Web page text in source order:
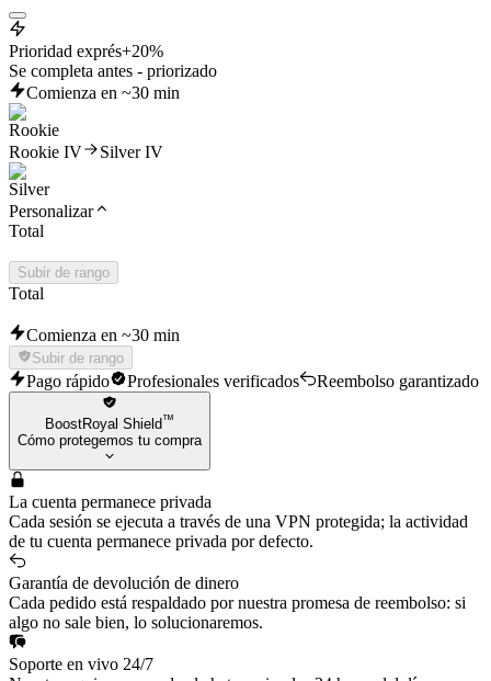
Prioridad exprés+20%
Se completa antes - priorizado
Comienza en ~30 min
Rookie IV Silver IV
Personalizar
Total
Subir de rango
Total
Comienza en ~30 min
Subir de rango
Pago rápido Profesionales verificados Reembolso garantizado
BoostRoyal Shield™
Cómo protegemos tu compra
La cuenta permanece privada
Cada sesión se ejecuta a través de una VPN protegida; la actividad
de tu cuenta permanece privada por defecto.
Garantía de devolución de dinero
Cada pedido está respaldado por nuestra promesa de reembolso: si
algo no sale bien, lo solucionaremos.
Soporte en vivo 24/7